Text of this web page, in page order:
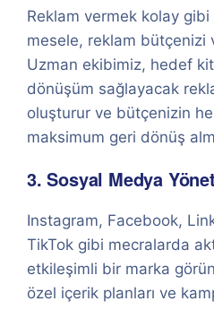
Reklam vermek kolay gibi
mesele, reklam bütçenizi
Uzman ekibimiz, hedef
dönüşüm sağlayacak
oluşturur ve bütçenizin
maksimum geri dönüş
3. Sosyal Medya
Instagram, Facebook,
TikTok gibi mecralarda
etkileşimli bir marka
özel içerik planları ve